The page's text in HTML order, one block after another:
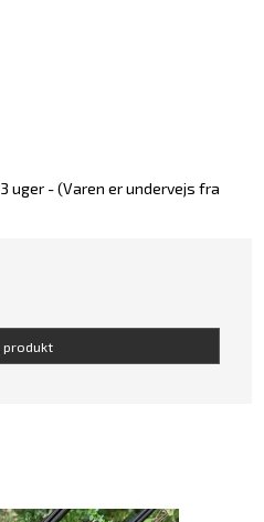
uger - (Varen er undervejs fra
produkt